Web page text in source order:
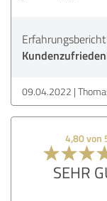
09.04.2022
4,80 von
SEHR